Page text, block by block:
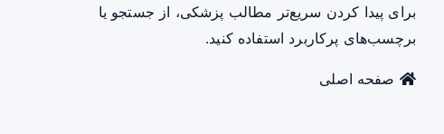
برای پیدا کردن سریع‌تر مطالب پزشکی، از جستجو یا
برچسب‌های پرکاربرد استفاده کنید.
صفحه اصلی